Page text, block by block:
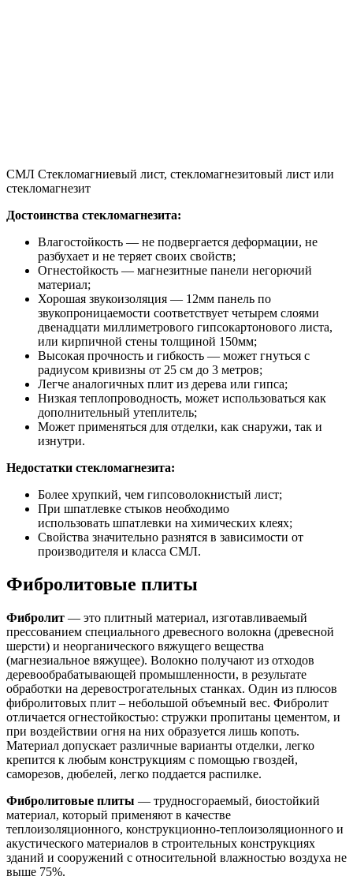
СМЛ Стекломагниевый лист, стекломагнезитовый лист или
стекломагнезит
Достоинства стекломагнезита:
Влагостойкость — не подвергается деформации, не
разбухает и не теряет своих свойств;
Огнестойкость — магнезитные панели негорючий
материал;
Хорошая звукоизоляция — 12мм панель по
звукопроницаемости соответствует четырем слоями
двенадцати миллиметрового гипсокартонового листа,
или кирпичной стены толщиной 150мм;
Высокая прочность и гибкость — может гнуться с
радиусом кривизны от 25 см до 3 метров;
Легче аналогичных плит из дерева или гипса;
Низкая теплопроводность, может использоваться как
дополнительный утеплитель;
Может применяться для отделки, как снаружи, так и
изнутри.
Недостатки стекломагнезита:
Более хрупкий, чем гипсоволокнистый лист;
При шпатлевке стыков необходимо
использовать шпатлевки на химических клеях;
Свойства значительно разнятся в зависимости от
производителя и класса СМЛ.
Фибролитовые плиты
Фибролит — это плитный материал, изготавливаемый
прессованием специального древесного волокна (древесной
шерсти) и неорганического вяжущего вещества
(магнезиальное вяжущее). Волокно получают из отходов
деревообрабатывающей промышленности, в результате
обработки на деревострогательных станках. Один из плюсов
фибролитовых плит – небольшой объемный вес. Фибролит
отличается огнестойкостью: стружки пропитаны цементом, и
при воздействии огня на них образуется лишь копоть.
Материал допускает различные варианты отделки, легко
крепится к любым конструкциям с помощью гвоздей,
саморезов, дюбелей, легко поддается распилке.
Фибролитовые плиты — трудносгораемый, биостойкий
материал, который применяют в качестве
теплоизоляционного, конструкционно-теплоизоляционного и
акустического материалов в строительных конструкциях
зданий и сооружений с относительной влажностью воздуха не
выше 75%.